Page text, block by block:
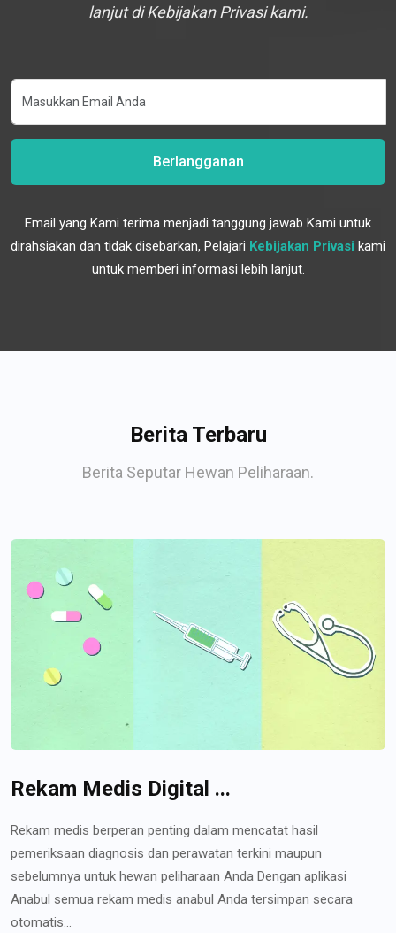
lanjut di Kebijakan Privasi kami.
Berlangganan
Email yang Kami terima menjadi tanggung jawab Kami untuk
dirahsiakan dan tidak disebarkan, Pelajari Kebijakan Privasi kami
untuk memberi informasi lebih lanjut.
Berita Terbaru
Berita Seputar Hewan Peliharaan.
Rekam Medis Digital ...
Rekam medis berperan penting dalam mencatat hasil
pemeriksaan diagnosis dan perawatan terkini maupun
sebelumnya untuk hewan peliharaan Anda Dengan aplikasi
Anabul semua rekam medis anabul Anda tersimpan secara
otomatis...